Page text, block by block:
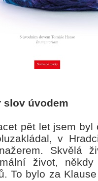
slov úvodem
pět let jsem byl
v
Skvělá
život,
To bylo za